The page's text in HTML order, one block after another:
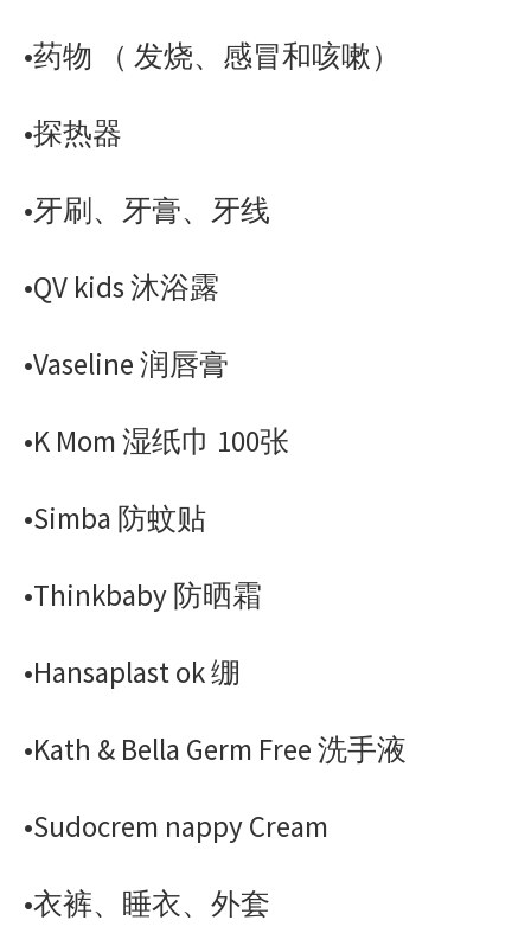
•药物 （ 发烧、感冒和咳嗽）
•探热器
•牙刷、牙膏、牙线
•QV kids 沐浴露
•Vaseline 润唇膏
•K Mom 湿纸巾 100张
•Simba 防蚊贴
•Thinkbaby 防晒霜
•Hansaplast ok 绷
•Kath & Bella Germ Free 洗手液
•Sudocrem nappy Cream
•衣裤、睡衣、外套